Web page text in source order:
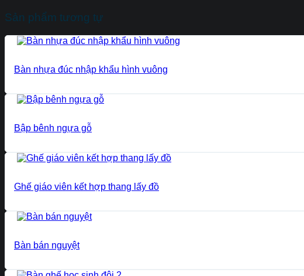
Sản phẩm tương tự
Bàn nhựa đúc nhập khẩu hình vuông
Bập bênh ngựa gỗ
Ghế giáo viên kết hợp thang lấy đồ
Bàn bán nguyệt